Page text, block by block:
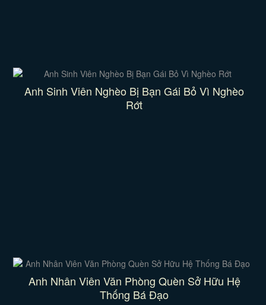
Anh Sinh Viên Nghèo Bị Bạn Gái Bỏ Vì Nghèo
Rớt
Anh Nhân Viên Văn Phòng Quèn Sở Hữu Hệ
Thống Bá Đạo